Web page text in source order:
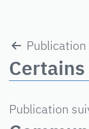
de
l’article
Certains
Publication